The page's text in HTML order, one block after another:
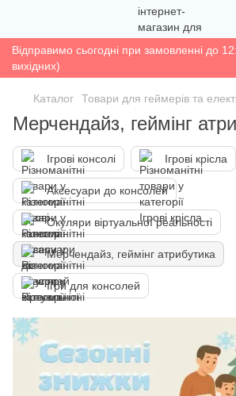
Відправимо сьогодні при замовленні до
вихідних)
Каталог Товари для геймерів та
Мерчендайз, геймінг
Ігрові консолі Ігрові крісла
Аксесуари до консолей
Окуляри віртуальної реальності
Мерчендайз, геймінг атрибутика
Ігри для консолей